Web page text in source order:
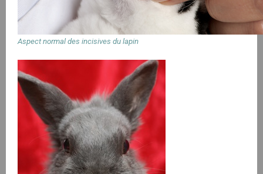
Aspect normal des incisives du lapin